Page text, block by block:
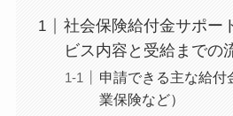
社会保険給付金サポー
ビス内容と受給までの
申請できる主な給付
業保険など）